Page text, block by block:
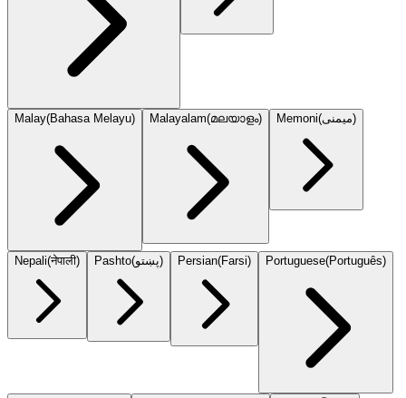
Malay(Bahasa Melayu) Malayalam(മലയാളം) Memoni(میمنی)
Nepali(नेपाली) Pashto(پښتو) Persian(Farsi) Portuguese(Português)